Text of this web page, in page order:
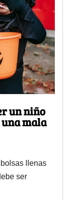
un niño
mala
llenas
ser